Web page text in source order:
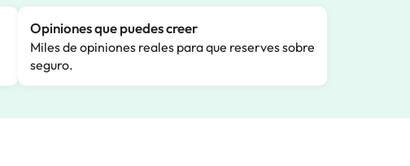
Opiniones que puedes creer
Miles de opiniones reales para que reserves sobre
seguro.